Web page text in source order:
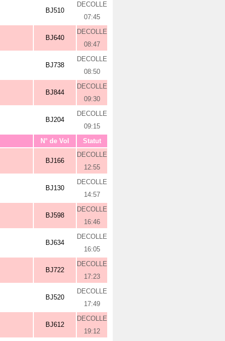
BJ510
DECOLLE
07:45
BJ640
DECOLLE
08:47
BJ738
DECOLLE
08:50
BJ844
DECOLLE
09:30
BJ204
DECOLLE
09:15
N° de Vol Statut
BJ166
DECOLLE
12:55
BJ130
DECOLLE
14:57
BJ598
DECOLLE
16:46
BJ634
DECOLLE
16:05
BJ722
DECOLLE
17:23
BJ520
DECOLLE
17:49
BJ612
DECOLLE
19:12